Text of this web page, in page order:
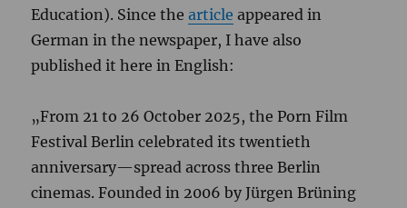
Education). Since thearticle appeared in
German in the newspaper, I have also
published it here in English:
„From 21 to 26 October 2025, the Porn Film
Festival Berlin celebrated its twentieth
anniversary—spread across three Berlin
cinemas. Founded in 2006 by Jürgen Brüning